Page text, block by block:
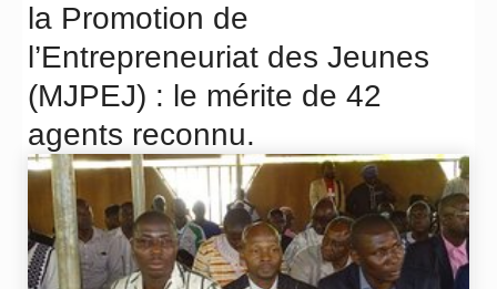
la Promotion de
l’Entrepreneuriat des Jeunes
(MJPEJ) : le mérite de 42
agents reconnu.